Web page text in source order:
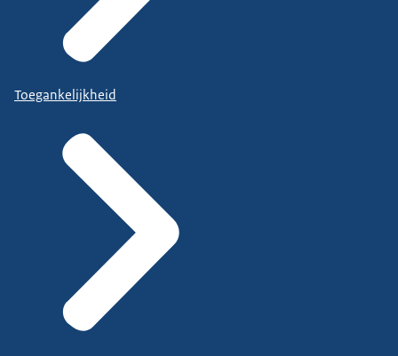
Toegankelijkheid